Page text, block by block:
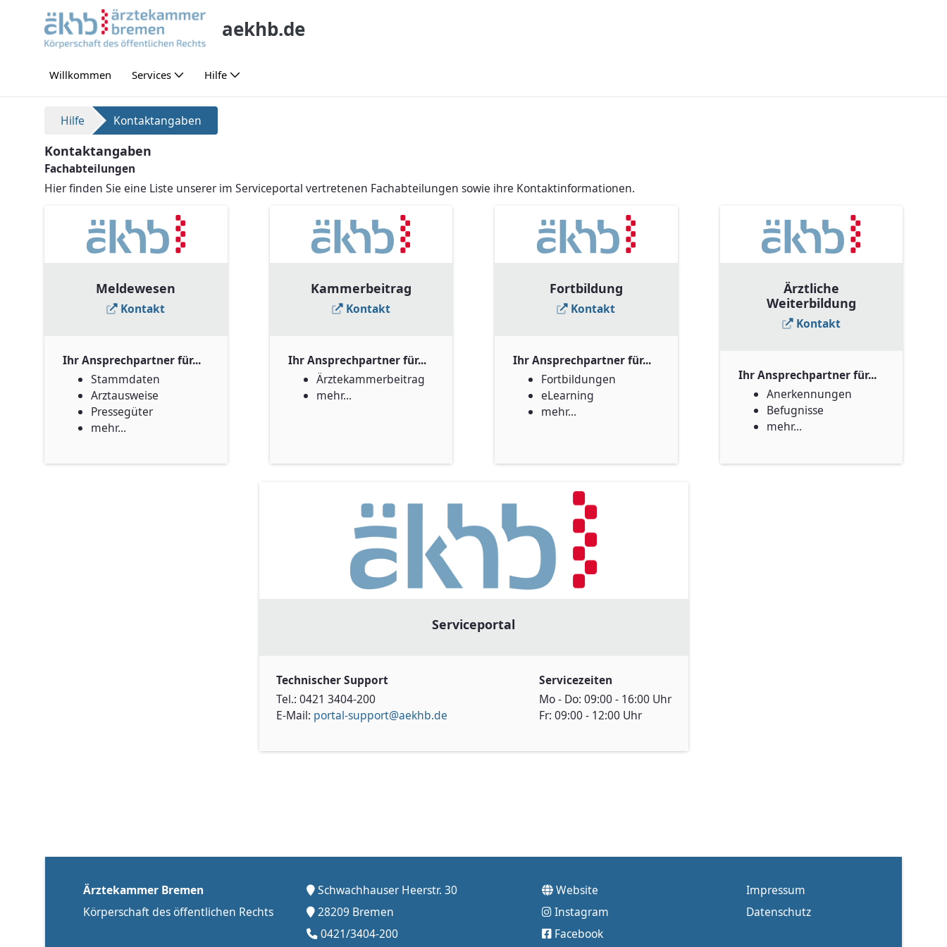
Ugrás a fő tartalomhoz
aekhb.de
Willkommen Services Hilfe
Kontaktangaben
Hilfe Kontaktangaben
Kontaktangaben
Fachabteilungen
Hier finden Sie eine Liste unserer im Serviceportal vertretenen Fachabteilungen sowie ihre Kontaktinformationen.
Meldewesen
Kontakt
Ihr Ansprechpartner für...
Stammdaten
Arztausweise
Pressegüter
mehr...
Kammerbeitrag
Kontakt
Ihr Ansprechpartner für...
Ärztekammerbeitrag
mehr...
Fortbildung
Kontakt
Ihr Ansprechpartner für...
Fortbildungen
eLearning
mehr...
Ärztliche
Weiterbildung
Kontakt
Ihr Ansprechpartner für...
Anerkennungen
Befugnisse
mehr...
Serviceportal
Technischer Support
Tel.: 0421 3404-200
E-Mail: portal-support@aekhb.de
Servicezeiten
Mo - Do: 09:00 - 16:00 Uhr
Fr: 09:00 - 12:00 Uhr
Ärztekammer Bremen
Körperschaft des öffentlichen Rechts
Schwachhauser Heerstr. 30
28209 Bremen
0421/3404-200
Website
Instagram
Facebook
Impressum
Datenschutz